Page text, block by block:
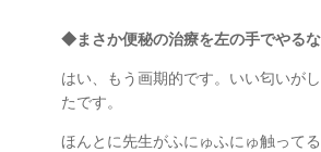
◆まさか便秘の治療を左の手でやる
はい、もう画期的です。いい匂いが
たです。
ほんとに先生がふにゅふにゅ触って